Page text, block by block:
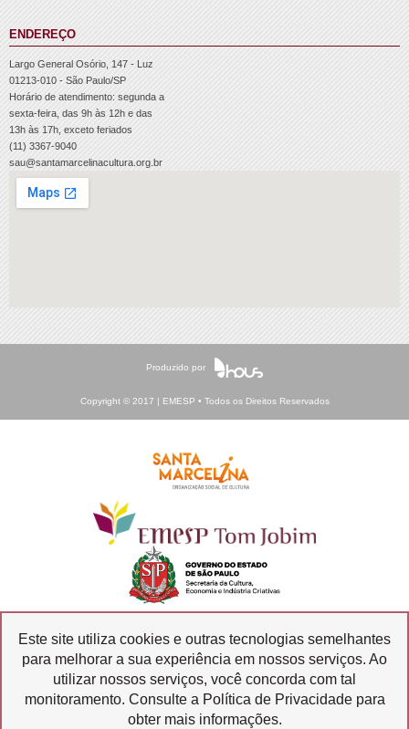
ENDEREÇO
Largo General Osório, 147 - Luz
01213-010 - São Paulo/SP
Horário de atendimento: segunda a
sexta-feira, das 9h às 12h e das
13h às 17h, exceto feriados
(11) 3367-9040
sau@santamarcelinacultura.org.br
Produzido por
Copyright © 2017 | EMESP • Todos os Direitos Reservados
Ouvidoria
Transparência
SIC
Este site utiliza cookies e outras tecnologias semelhantes
para melhorar a sua experiência em nossos serviços. Ao
utilizar nossos serviços, você concorda com tal
monitoramento. Consulte a Política de Privacidade para
obter mais informações.